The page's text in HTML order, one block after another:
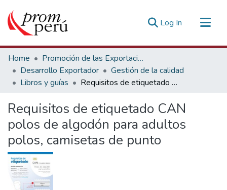
Log In (current)
Communities & Collections
All of DSpace
Statistics
Home
Promoción de las Exportaciones
Desarrollo Exportador
Gestión de la calidad
Libros y guías
Requisitos de etiquetado CAN polos de algodón para adultos polos, camisetas de punto
Requisitos de etiquetado CAN
polos de algodón para adultos
polos, camisetas de punto